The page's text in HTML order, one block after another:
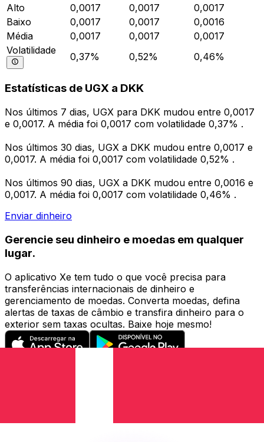
Alto
0,0017 0,0017
0,0017
Baixo
0,0017 0,0017
0,0016
Média
0,0017 0,0017
0,0017
Volatilidade
0,37% 0,52% 0,46%
Estatísticas de UGX a DKK
Nos últimos 7 dias, UGX para DKK mudou entre 0,0017
e 0,0017. A média foi 0,0017 com volatilidade 0,37% .
Nos últimos 30 dias, UGX a DKK mudou entre 0,0017 e
0,0017. A média foi 0,0017 com volatilidade 0,52% .
Nos últimos 90 dias, UGX a DKK mudou entre 0,0016 e
0,0017. A média foi 0,0017 com volatilidade 0,46% .
Enviar dinheiro
Gerencie seu dinheiro e moedas em qualquer
lugar.
O aplicativo Xe tem tudo o que você precisa para
transferências internacionais de dinheiro e
gerenciamento de moedas. Converta moedas, defina
alertas de taxas de câmbio e transfira dinheiro para o
exterior sem taxas ocultas. Baixe hoje mesmo!